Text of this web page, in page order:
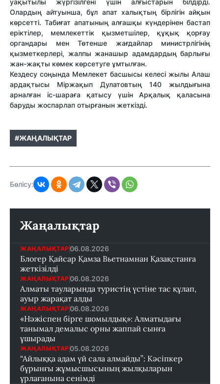
уақытылы жүргізілгені үшін алғыстарын білдірді.
Олардың айтуынша, бұл апат халықтың бірлігін айқын
көрсетті. Табиғат апатының алғашқы күндерінен бастап
еріктілер, мемлекеттік қызметшілер, құқық қорғау
органдары мен Төтенше жағдайлар министрлігінің
қызметкерлері, жалпы жанашыр адамдардың барлығы
жан-жақты көмек көрсетуге ұмтылған.
Кездесу соңында Мемлекет басшысы келесі жылы Алаш
ардақтысы Міржақып Дулатовтың 140 жылдығына
арналған іс-шараға қатысу үшін Арқалық қаласына
баруды жоспарлап отырғанын жеткізді.
#ЖАҢАЛЫҚТАР
Бөлісу:
Жаңалықтар
ЖАҢАЛЫҚТАР 06.08.2026
Блогер Қайсар Қамза Вьетнамнан Қазақстанға
жеткізілді
ЖАҢАЛЫҚТАР 06.08.2026
Алматы тауларында туристің үстіне тас құлап,
ауыр жарақат алды
ЖАҢАЛЫҚТАР 06.08.2026
«Нәжіспен бірге шомылдық»: Алматыдағы
танымал демалыс орны жаппай сынға
ұшырады
ЖАҢАЛЫҚТАР 05.08.2026
“Айлыққа адам үй сала алмайды”: Кәсіпкер
бұрынғы жұмысшысының жылқыларын
ұрлағанына сенімді